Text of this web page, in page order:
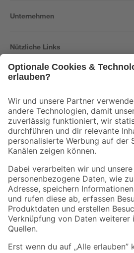
Unternehmen
Nützliche Links
Der toom Newsletter: Keine Angebote und
Zur Newsletter Anmeldung
Folge uns
Zahlungsarten
Sicher einkaufen